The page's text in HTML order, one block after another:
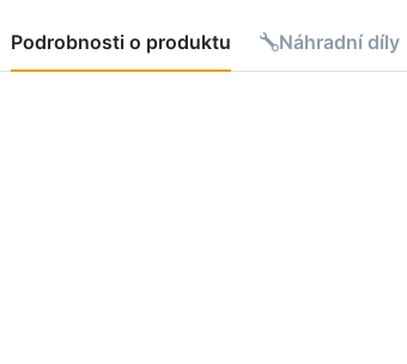
Podrobnosti o produktu Náhradní díly